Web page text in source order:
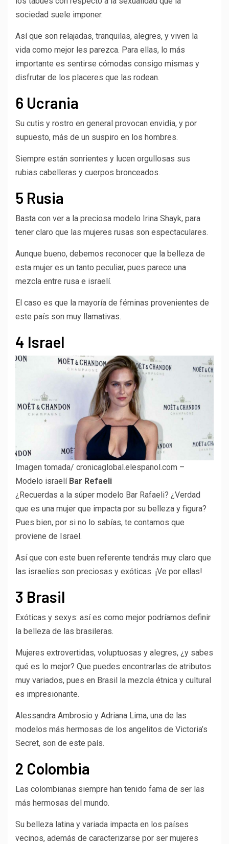
sociedad suele imponer.
Así que son relajadas, tranquilas, alegres, y viven la
vida como mejor les parezca. Para ellas, lo más
importante es sentirse cómodas consigo mismas y
disfrutar de los placeres que las rodean.
6 Ucrania
Su cutis y rostro en general provocan envidia, y por
supuesto, más de un suspiro en los hombres.
Siempre están sonrientes y lucen orgullosas sus
rubias cabelleras y cuerpos bronceados.
5 Rusia
Basta con ver a la preciosa modelo Irina Shayk, para
tener claro que las mujeres rusas son espectaculares.
Aunque bueno, debemos reconocer que la belleza de
esta mujer es un tanto peculiar, pues parece una
mezcla entre rusa e israelí.
El caso es que la mayoría de féminas provenientes de
este país son muy llamativas.
4 Israel
Imagen tomada/ cronicaglobal.elespanol.com –
Modelo israelí Bar Refaeli
¿Recuerdas a la súper modelo Bar Rafaeli? ¿Verdad
que es una mujer que impacta por su belleza y figura?
Pues bien, por si no lo sabías, te contamos que
proviene de Israel.
Así que con este buen referente tendrás muy claro que
las israelíes son preciosas y exóticas. ¡Ve por ellas!
3 Brasil
Exóticas y sexys: así es como mejor podríamos definir
la belleza de las brasileras.
Mujeres extrovertidas, voluptuosas y alegres, ¿y sabes
qué es lo mejor? Que puedes encontrarlas de atributos
muy variados, pues en Brasil la mezcla étnica y cultural
es impresionante.
Alessandra Ambrosio y Adriana Lima, una de las
modelos más hermosas de los angelitos de Victoria’s
Secret, son de este país.
2 Colombia
Las colombianas siempre han tenido fama de ser las
más hermosas del mundo.
Su belleza latina y variada impacta en los países
vecinos, además de caracterizarse por ser mujeres